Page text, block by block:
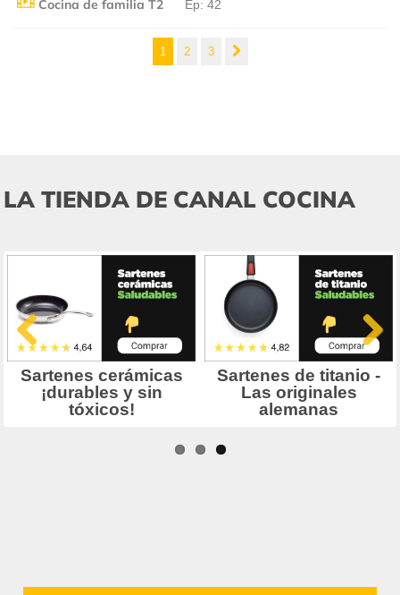
Cocina de familia T2 Ep: 42
1 2 3
LA TIENDA DE CANAL COCINA